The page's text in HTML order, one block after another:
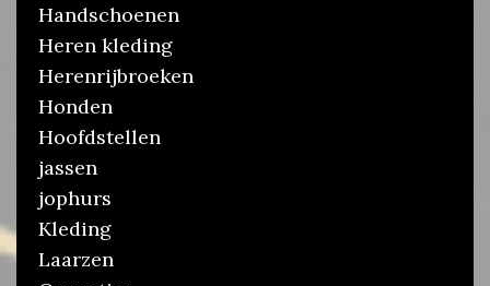
Handschoenen
Heren kleding
Herenrijbroeken
Honden
Hoofdstellen
jassen
jophurs
Kleding
Laarzen